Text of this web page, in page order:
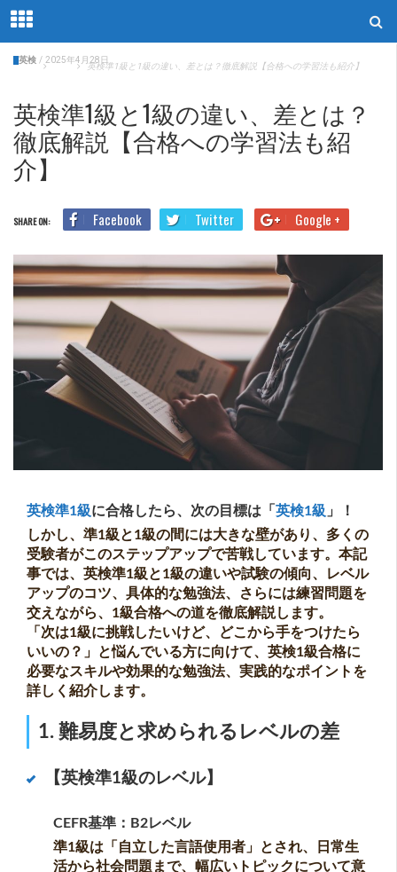
Home 英検 英検準1級と1級の違い、差とは？徹底解説【合格への学習法も紹介】
英検 / 2025年4月28日
英検準1級と1級の違い、差とは？
徹底解説【合格への学習法も紹
介】
SHARE ON: Facebook Twitter Google +
英検準1級に合格したら、次の目標は「 英検1級 」！
しかし、準1級と1級の間には大きな壁があり、多くの
受験者がこのステップアップで苦戦しています。本記
事では、英検準1級と1級の違いや試験の傾向、レベル
アップのコツ、具体的な勉強法、さらには練習問題を
交えながら、1級合格への道を徹底解説します。
「次は1級に挑戦したいけど、どこから手をつけたら
いいの？」と悩んでいる方に向けて、英検1級合格に
必要なスキルや効果的な勉強法、実践的なポイントを
詳しく紹介します。
1. 難易度と求められるレベルの差
【英検準1級のレベル】
CEFR基準：B2レベル
準1級は「自立した言語使用者」とされ、日常生
活から社会問題まで、幅広いトピックについて意